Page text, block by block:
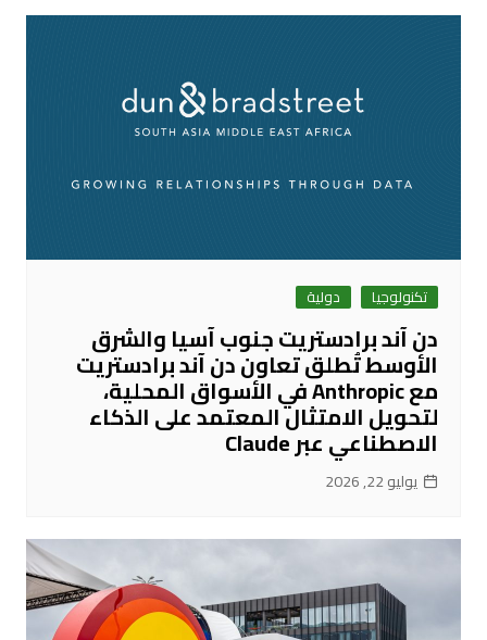
تكنولوجيا دولية
دن آند برادستريت جنوب آسيا والشرق
الأوسط تُطلق تعاون دن آند برادستريت
مع Anthropic في الأسواق المحلية،
لتحويل الامتثال المعتمد على الذكاء
الاصطناعي عبر Claude
يوليو 22, 2026